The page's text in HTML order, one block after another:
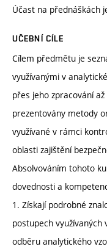
Účast na přednáškách
UČEBNÍ CÍLE
Cílem předmětu je
využívanými v
přes jeho zpracování
prezentovány metody
využívané v rámci
oblasti zajištění
Absolvováním tohoto
dovednosti a
1. Získají podrobné
postupech využívaných
odběru analytického